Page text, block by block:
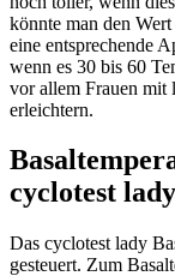
könnte man den
eine entsprechende
wenn es 30 bis 60
vor allem Frauen mit
erleichtern.
cyclotest lady
Das cyclotest lady
gesteuert. Zum